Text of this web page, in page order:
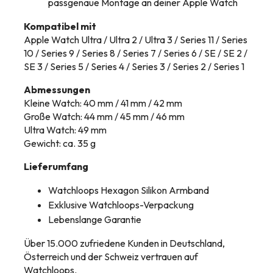
Kompatibel mit
Apple Watch Ultra / Ultra 2 / Ultra 3 / Series 11 / Series
10 / Series 9 / Series 8 / Series 7 / Series 6 / SE / SE 2 /
SE 3 / Series 5 / Series 4 / Series 3 / Series 2 / Series 1
Abmessungen
Kleine Watch: 40 mm / 41 mm / 42 mm
Große Watch: 44 mm / 45 mm / 46 mm
Ultra Watch: 49 mm
Gewicht: ca. 35 g
Lieferumfang
Watchloops Hexagon Silikon Armband
Exklusive Watchloops-Verpackung
Lebenslange Garantie
Über 15.000 zufriedene Kunden in Deutschland,
Österreich und der Schweiz vertrauen auf
Watchloops.